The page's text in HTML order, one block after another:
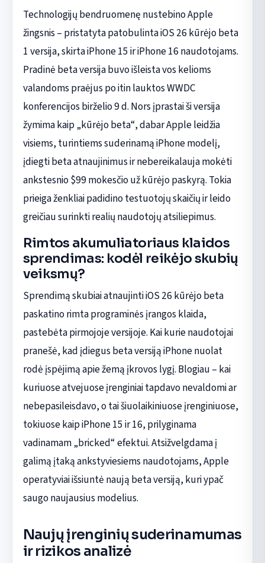
Technologijų bendruomenę nustebino Apple
žingsnis – pristatyta patobulinta iOS 26 kūrėjo beta
1 versija, skirta iPhone 15 ir iPhone 16 naudotojams.
Pradinė beta versija buvo išleista vos kelioms
valandoms praėjus po itin lauktos WWDC
konferencijos birželio 9 d. Nors įprastai ši versija
žymima kaip „kūrėjo beta“, dabar Apple leidžia
visiems, turintiems suderinamą iPhone modelį,
įdiegti beta atnaujinimus ir nebereikalauja mokėti
ankstesnio $99 mokesčio už kūrėjo paskyrą. Tokia
prieiga ženkliai padidino testuotojų skaičių ir leido
greičiau surinkti realių naudotojų atsiliepimus.
Rimtos akumuliatoriaus klaidos
sprendimas: kodėl reikėjo skubių
veiksmų?
Sprendimą skubiai atnaujinti iOS 26 kūrėjo beta
paskatino rimta programinės įrangos klaida,
pastebėta pirmojoje versijoje. Kai kurie naudotojai
pranešė, kad įdiegus beta versiją iPhone nuolat
rodė įspėjimą apie žemą įkrovos lygį. Blogiau – kai
kuriuose atvejuose įrenginiai tapdavo nevaldomi ar
nebepasileisdavo, o tai šiuolaikiniuose įrenginiuose,
tokiuose kaip iPhone 15 ir 16, prilyginama
vadinamam „bricked“ efektui. Atsižvelgdama į
galimą įtaką ankstyviesiems naudotojams, Apple
operatyviai išsiuntė naują beta versiją, kuri ypač
saugo naujausius modelius.
Naujų įrenginių suderinamumas
ir rizikos analizė